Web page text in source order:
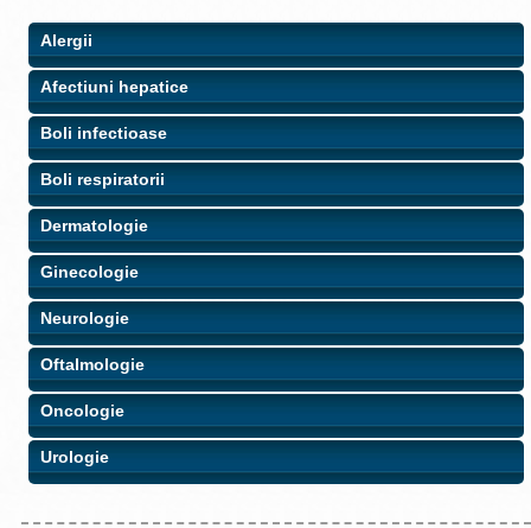
Alergii
Afectiuni hepatice
Boli infectioase
Boli respiratorii
Dermatologie
Ginecologie
Neurologie
Oftalmologie
Oncologie
Urologie